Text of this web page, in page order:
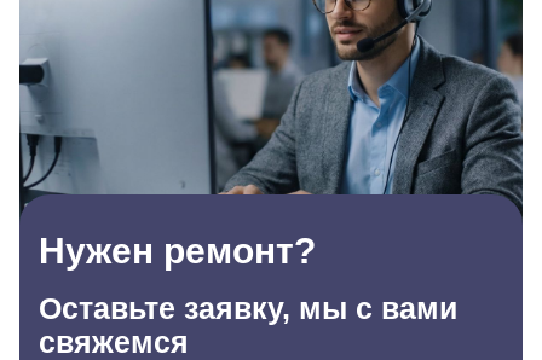
Нужен ремонт?
Оставьте заявку, мы с вами
свяжемся